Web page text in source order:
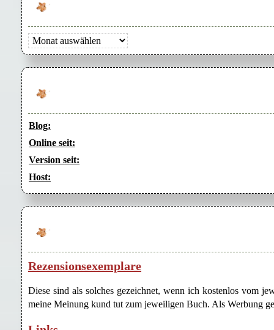
Archiv
Blog:
Online seit:
Version seit:
Host:
Rezensionsexemplare
Diese sind als solches gezeichnet, wenn ich kostenlos vom
meine Meinung kund tut zum jeweiligen Buch. Als Werbung